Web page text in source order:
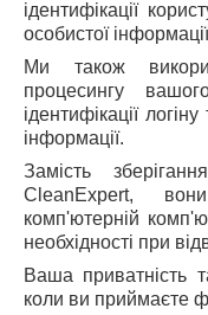
ідентифікації
особистої
Ми також
процесингу
ідентифікації
інформації.
Замість
CleanExpert,
комп'ютерній
необхідності при
Ваша приватність
коли ви приймаєте